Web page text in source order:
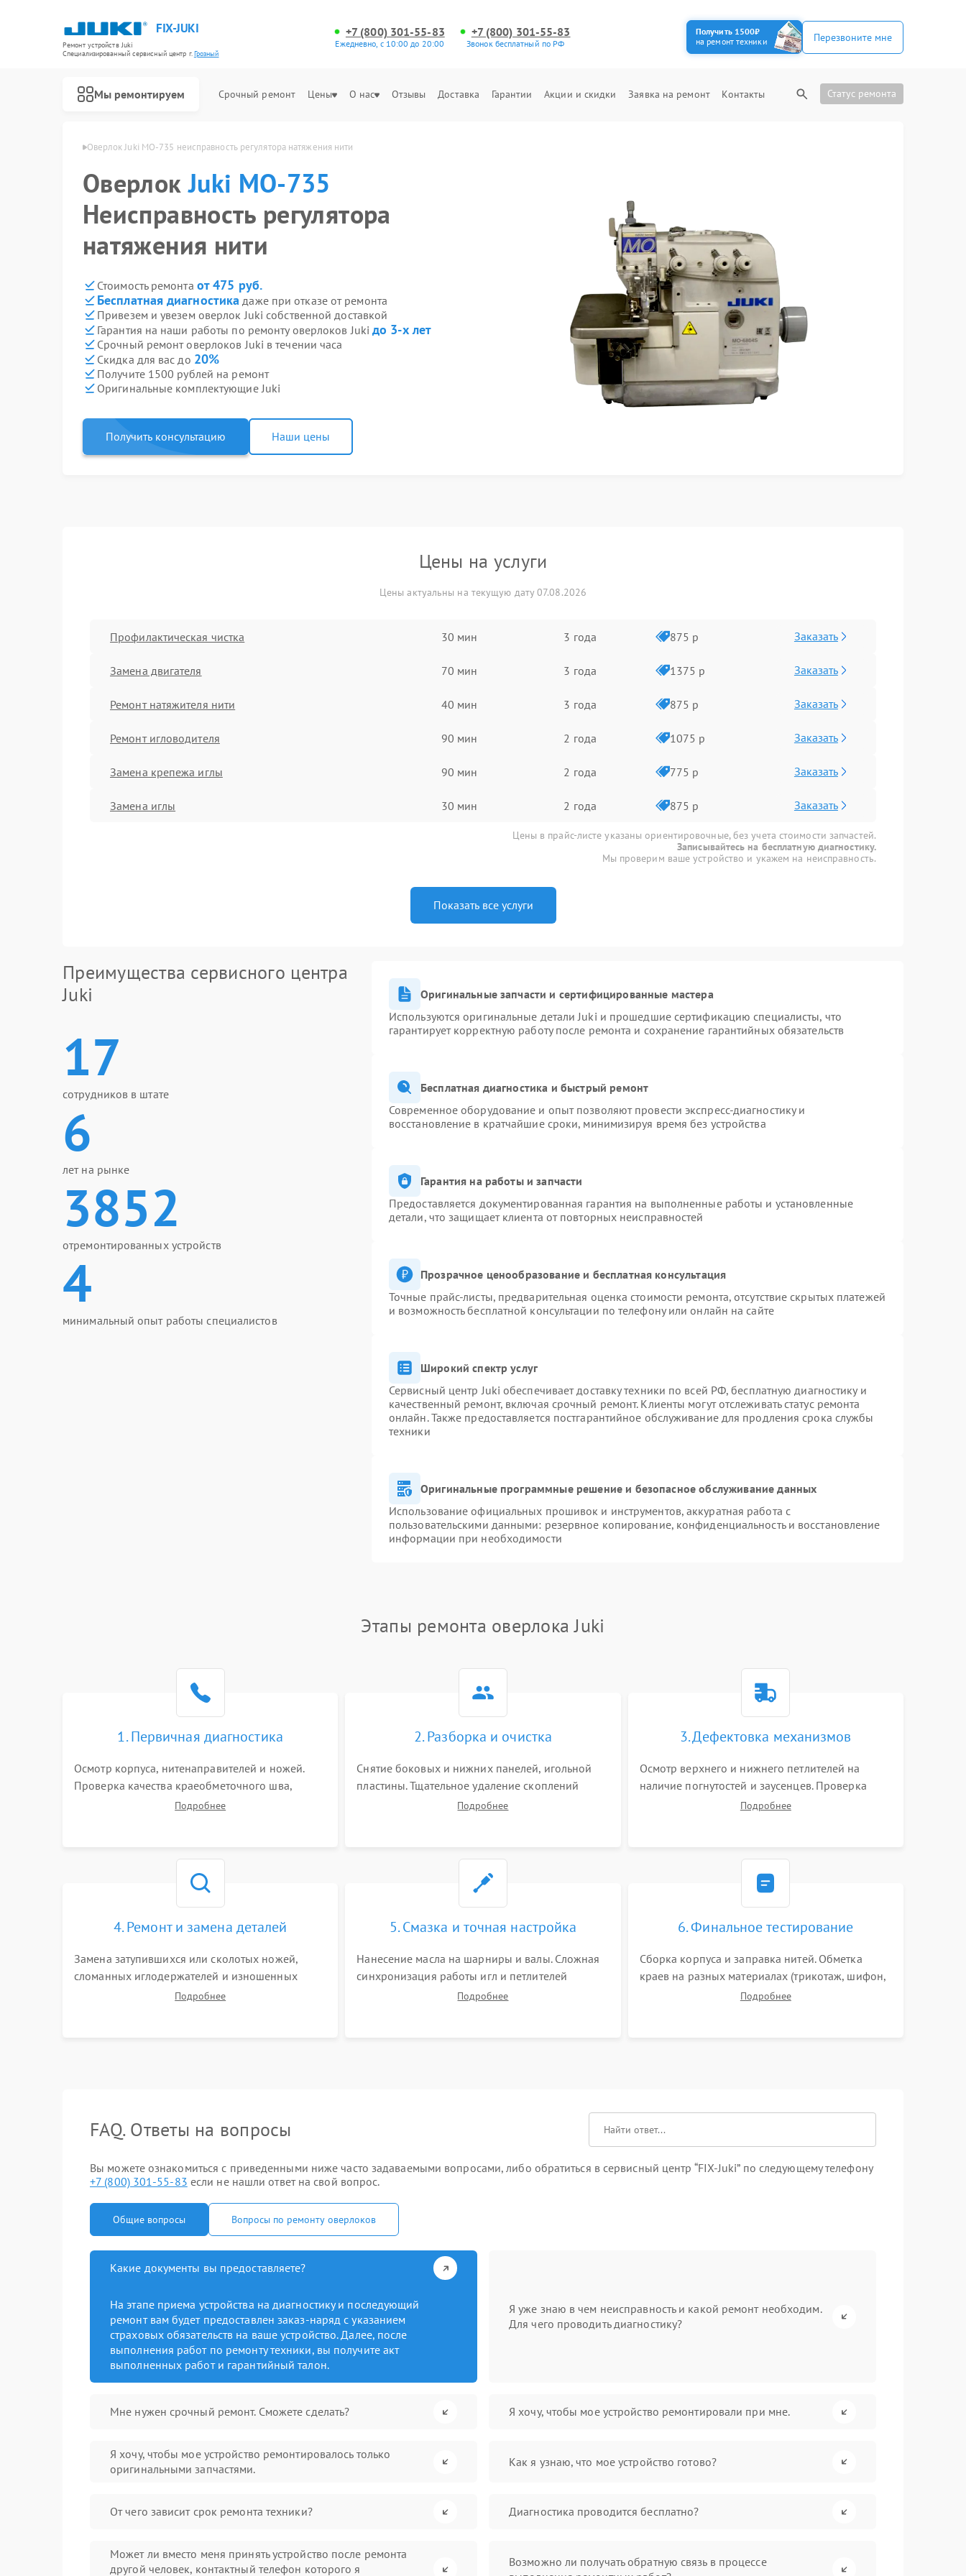
FIX-JUKI
Ремонт устройств Juki
Специализированный cервисный центр г.Грозный
+7 (800) 301-55-83
Ежедневно, с 10:00 до 20:00
+7 (800) 301-55-83
Звонок бесплатный по РФ
Получить 1500₽
на ремонт техники
Перезвоните мне
Мы ремонтируем Срочный ремонт Цены О нас Отзывы Доставка Гарантии Акции и скидки Заявка на ремонт Контакты Статус ремонта
Оверлок Juki MO-735 неисправность регулятора натяжения нити
ОверлокJuki MO-735
Неисправность регулятора
натяжения нити
Стоимость ремонта от 475 руб.
Бесплатная диагностика даже при отказе от ремонта
Привезем и увезем оверлок Juki собственной доставкой
Гарантия на наши работы по ремонту оверлоков Juki до 3-х лет
Срочный ремонт оверлоков Juki в течении часа
Скидка для вас до 20%
Получите 1500 рублей на ремонт
Оригинальные комплектующие Juki
Получить консультацию Наши цены
Цены на услуги
Цены актуальны на текущую дату 07.08.2026
Профилактическая чистка 30 мин 3 года 875 р Заказать
Замена двигателя 70 мин 3 года 1375 р Заказать
Ремонт натяжителя нити 40 мин 3 года 875 р Заказать
Ремонт игловодителя 90 мин 2 года 1075 р Заказать
Замена крепежа иглы 90 мин 2 года 775 р Заказать
Замена иглы 30 мин 2 года 875 р Заказать
Цены в прайс-листе указаны ориентировочные, без учета стоимости запчастей.
Записывайтесь на бесплатную диагностику.
Мы проверим ваше устройство и укажем на неисправность.
Показать все услуги
Преимущества сервисного центра
Juki
17
сотрудников в штате
6
лет на рынке
3852
отремонтированных устройств
4
минимальный опыт работы специалистов
Оригинальные запчасти и сертифицированные мастера
Используются оригинальные детали Juki и прошедшие сертификацию специалисты, что
гарантирует корректную работу после ремонта и сохранение гарантийных обязательств
Бесплатная диагностика и быстрый ремонт
Современное оборудование и опыт позволяют провести экспресс-диагностику и
восстановление в кратчайшие сроки, минимизируя время без устройства
Гарантия на работы и запчасти
Предоставляется документированная гарантия на выполненные работы и установленные
детали, что защищает клиента от повторных неисправностей
Прозрачное ценообразование и бесплатная консультация
Точные прайс-листы, предварительная оценка стоимости ремонта, отсутствие скрытых платежей
и возможность бесплатной консультации по телефону или онлайн на сайте
Широкий спектр услуг
Сервисный центр Juki обеспечивает доставку техники по всей РФ, бесплатную диагностику и
качественный ремонт, включая срочный ремонт. Клиенты могут отслеживать статус ремонта
онлайн. Также предоставляется постгарантийное обслуживание для продления срока службы
техники
Оригинальные программные решение и безопасное обслуживание данных
Использование официальных прошивок и инструментов, аккуратная работа с
пользовательскими данными: резервное копирование, конфиденциальность и восстановление
информации при необходимости
Этапы ремонта оверлока Juki
1. Первичная диагностика
Осмотр корпуса, нитенаправителей и ножей.
Проверка качества краеобметочного шва,
натяжения нитей и работы педали. Выявление
Подробнее
2. Разборка и очистка
Снятие боковых и нижних панелей, игольной
пластины. Тщательное удаление скоплений
тканевой пыли, обрезков и очесов из зоны
Подробнее
3. Дефектовка механизмов
Осмотр верхнего и нижнего петлителей на
наличие погнутостей и заусенцев. Проверка
остроты режущих кромок ножей, состояния
Подробнее
4. Ремонт и замена деталей
Замена затупившихся или сколотых ножей,
сломанных иглодержателей и изношенных
зубчатых ремней. Установка новых петлителей
Подробнее
5. Смазка и точная настройка
Нанесение масла на шарниры и валы. Сложная
синхронизация работы игл и петлителей
(выставление зазоров до сотых долей
Подробнее
6. Финальное тестирование
Сборка корпуса и заправка нитей. Обметка
краев на разных материалах (трикотаж, шифон,
плотные ткани). Проверка ровности среза,
Подробнее
FAQ. Ответы на вопросы
Вы можете ознакомиться с приведенными ниже часто задаваемыми вопросами, либо обратиться в сервисный центр “FIX-Juki” по следующему телефону
+7 (800) 301-55-83 если не нашли ответ на свой вопрос.
Общие вопросы Вопросы по ремонту оверлоков
Какие документы вы предоставляете?
На этапе приема устройства на диагностику и последующий
ремонт вам будет предоставлен заказ-наряд с указанием
страховых обязательств на ваше устройство. Далее, после
выполнения работ по ремонту техники, вы получите акт
выполненных работ и гарантийный талон.
Я уже знаю в чем неисправность и какой ремонт необходим.
Для чего проводить диагностику?
Мне нужен срочный ремонт. Сможете сделать? Я хочу, чтобы мое устройство ремонтировали при мне.
Я хочу, чтобы мое устройство ремонтировалось только
оригинальными запчастями.
Как я узнаю, что мое устройство готово?
От чего зависит срок ремонта техники? Диагностика проводится бесплатно?
Может ли вместо меня принять устройство после ремонта
другой человек, контактный телефон которого я
Возможно ли получать обратную связь в процессе